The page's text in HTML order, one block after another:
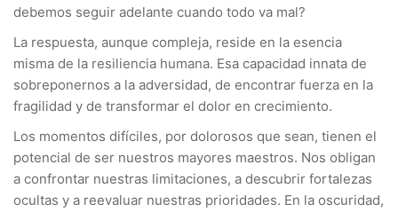
debemos seguir adelante cuando todo va mal?
La respuesta, aunque compleja, reside en la esencia
misma de la resiliencia humana. Esa capacidad innata de
sobreponernos a la adversidad, de encontrar fuerza en la
fragilidad y de transformar el dolor en crecimiento.
Los momentos difíciles, por dolorosos que sean, tienen el
potencial de ser nuestros mayores maestros. Nos obligan
a confrontar nuestras limitaciones, a descubrir fortalezas
ocultas y a reevaluar nuestras prioridades. En la oscuridad,